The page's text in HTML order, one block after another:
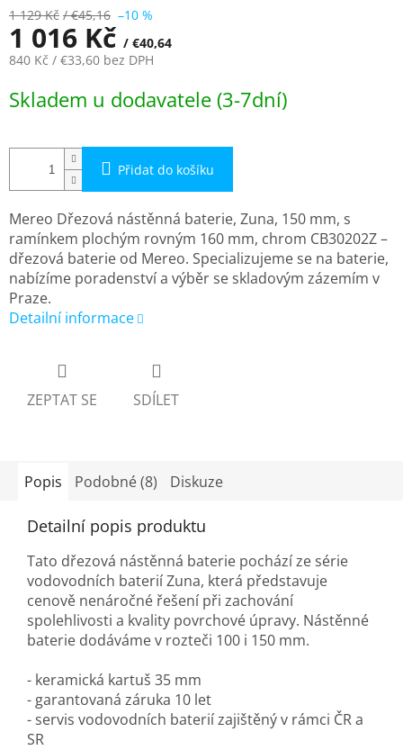
1 129 Kč / €45,16 –10 %
1 016 Kč / €40,64
840 Kč / €33,60 bez DPH
cena:
Skladem u dodavatele (3-7dní)
Přidat do košíku
Mereo Dřezová nástěnná baterie, Zuna, 150 mm, s
ramínkem plochým rovným 160 mm, chrom CB30202Z –
dřezová baterie od Mereo. Specializujeme se na baterie,
nabízíme poradenství a výběr se skladovým zázemím v
Praze.
Detailní informace
ZEPTAT SE SDÍLET
Popis Podobné (8) Diskuze
Detailní popis produktu
Tato dřezová nástěnná baterie pochází ze série
vodovodních baterií Zuna, která představuje
cenově nenáročné řešení při zachování
spolehlivosti a kvality povrchové úpravy. Nástěnné
baterie dodáváme v rozteči 100 i 150 mm.
- keramická kartuš 35 mm
- garantovaná záruka 10 let
- servis vodovodních baterií zajištěný v rámci ČR a
SR